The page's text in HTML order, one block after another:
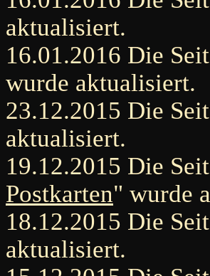
aktualisiert.
16.01.2016 Die
wurde aktualisiert.
23.12.2015 Die
aktualisiert.
19.12.2015 Die
Postkarten" wurde
18.12.2015 Die
aktualisiert.